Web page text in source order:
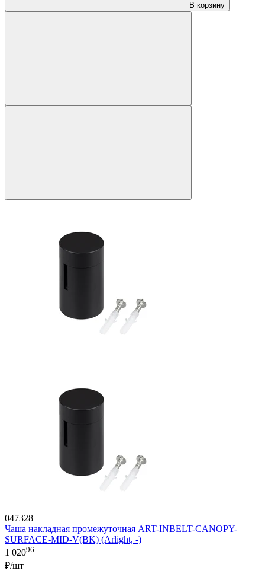
В корзину
047328
Чаша накладная промежуточная ART-INBELT-CANOPY-
SURFACE-MID-V(BK) (Arlight, -)
1 02096
₽/шт